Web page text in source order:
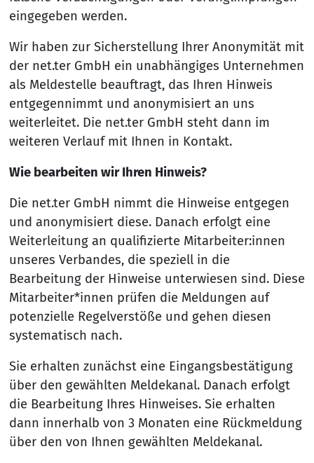
eingegeben werden.
Wir haben zur Sicherstellung Ihrer Anonymität mit
der net.ter GmbH ein unabhängiges Unternehmen
als Meldestelle beauftragt, das Ihren Hinweis
entgegennimmt und anonymisiert an uns
weiterleitet. Die net.ter GmbH steht dann im
weiteren Verlauf mit Ihnen in Kontakt.
Wie bearbeiten wir Ihren Hinweis?
Die net.ter GmbH nimmt die Hinweise entgegen
und anonymisiert diese. Danach erfolgt eine
Weiterleitung an qualifizierte Mitarbeiter:innen
unseres Verbandes, die speziell in die
Bearbeitung der Hinweise unterwiesen sind. Diese
Mitarbeiter*innen prüfen die Meldungen auf
potenzielle Regelverstöße und gehen diesen
systematisch nach.
Sie erhalten zunächst eine Eingangsbestätigung
über den gewählten Meldekanal. Danach erfolgt
die Bearbeitung Ihres Hinweises. Sie erhalten
dann innerhalb von 3 Monaten eine Rückmeldung
über den von Ihnen gewählten Meldekanal.